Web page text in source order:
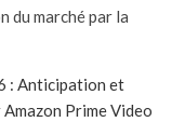
du marché par la
: Anticipation et
Prime Video